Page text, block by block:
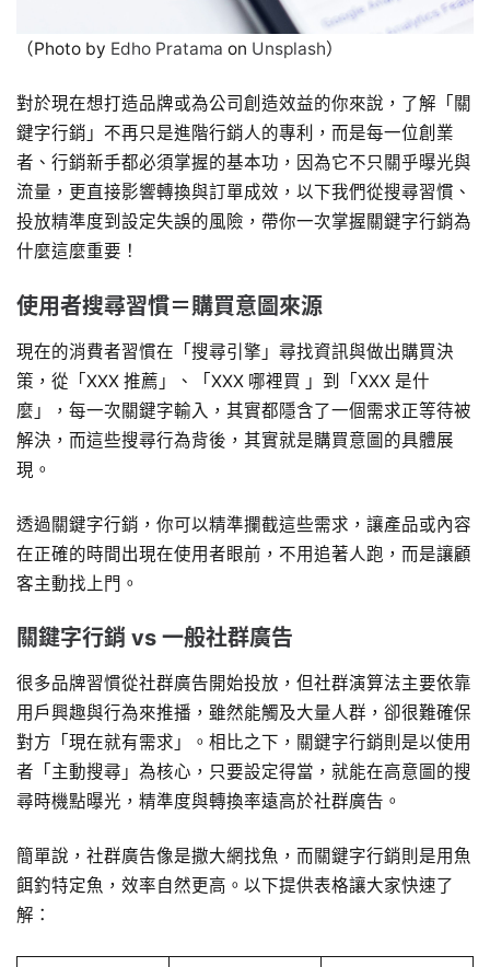
（Photo by Edho Pratama on Unsplash）
對於現在想打造品牌或為公司創造效益的你來說，了解「關
鍵字行銷」不再只是進階行銷人的專利，而是每一位創業
者、行銷新手都必須掌握的基本功，因為它不只關乎曝光與
流量，更直接影響轉換與訂單成效，以下我們從搜尋習慣、
投放精準度到設定失誤的風險，帶你一次掌握關鍵字行銷為
什麼這麼重要！
使用者搜尋習慣＝購買意圖來源
現在的消費者習慣在「搜尋引擎」尋找資訊與做出購買決
策，從「XXX 推薦」、「XXX 哪裡買 」到「XXX 是什
麼」，每一次關鍵字輸入，其實都隱含了一個需求正等待被
解決，而這些搜尋行為背後，其實就是購買意圖的具體展
現。
透過關鍵字行銷，你可以精準攔截這些需求，讓產品或內容
在正確的時間出現在使用者眼前，不用追著人跑，而是讓顧
客主動找上門。
關鍵字行銷 vs 一般社群廣告
很多品牌習慣從社群廣告開始投放，但社群演算法主要依靠
用戶興趣與行為來推播，雖然能觸及大量人群，卻很難確保
對方「現在就有需求」。相比之下，關鍵字行銷則是以使用
者「主動搜尋」為核心，只要設定得當，就能在高意圖的搜
尋時機點曝光，精準度與轉換率遠高於社群廣告。
簡單說，社群廣告像是撒大網找魚，而關鍵字行銷則是用魚
餌釣特定魚，效率自然更高。以下提供表格讓大家快速了
解：